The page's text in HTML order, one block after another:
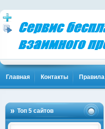
Главная Контакты Правила
Топ 5 сайтов